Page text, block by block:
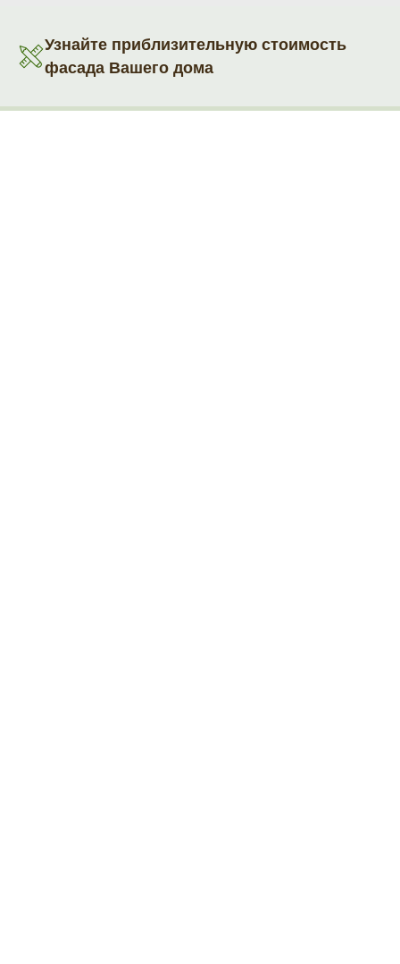
Узнайте приблизительную стоимость
фасада Вашего дома